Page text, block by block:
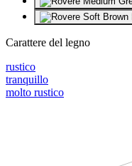
Carattere del legno
rustico
tranquillo
molto rustico